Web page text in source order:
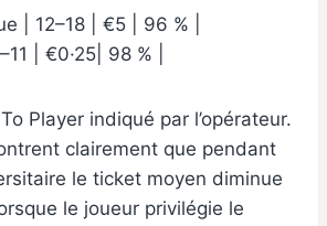
| 12–18 | €5 | 96 % |
| €0·25| 98 % |
Player indiqué par l’opérateur.
clairement que pendant
le ticket moyen diminue
le joueur privilégie le